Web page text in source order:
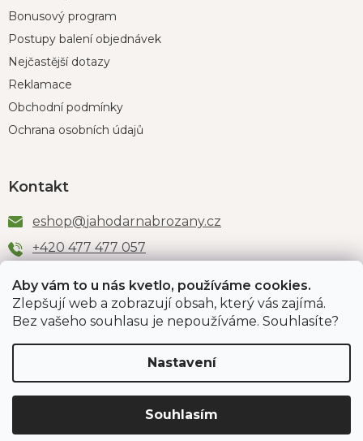
Aby vám to u nás kvetlo, používáme cookies.
Zlepšují web a zobrazují obsah, který vás zajímá.
Bez vašeho souhlasu je nepoužíváme. Souhlasíte?
Nastavení
Souhlasím
Bonusový program
Postupy balení objednávek
Nejčastější dotazy
Reklamace
Obchodní podmínky
Ochrana osobních údajů
Kontakt
eshop@jahodarnabrozany.cz
+420 477 477 057
Odběr newsletteru